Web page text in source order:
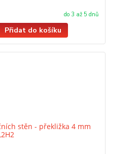
do 3 až 5 dnů
Přidat do košíku